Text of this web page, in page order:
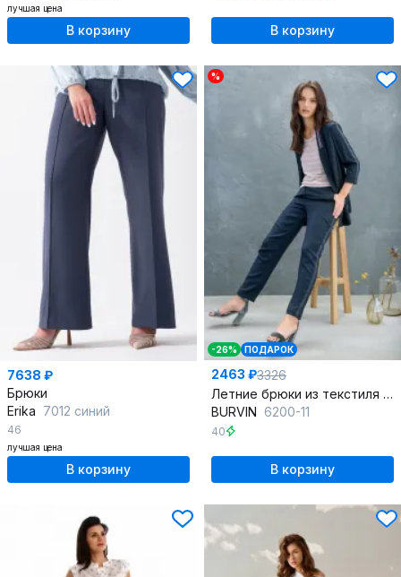
лучшая цена
В корзину В корзину
7638 ₽
Брюки
Erika 7012 синий
46
лучшая цена
В корзину
%
-26% ПОДАРОК
2463 ₽3326
Летние брюки из текстиля для повседневной носки
BURVIN 6200-11
40
В корзину